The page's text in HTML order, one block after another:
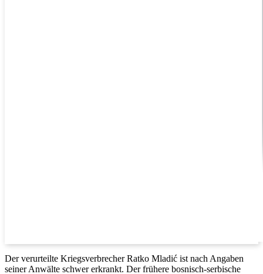
Der verurteilte Kriegsverbrecher Ratko Mladić ist nach Angaben
seiner Anwälte schwer erkrankt. Der frühere bosnisch-serbische